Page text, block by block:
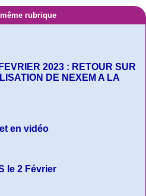
rubrique
2023 : RETOUR SUR
DE NEXEM A LA
en vidéo
le 2 Février